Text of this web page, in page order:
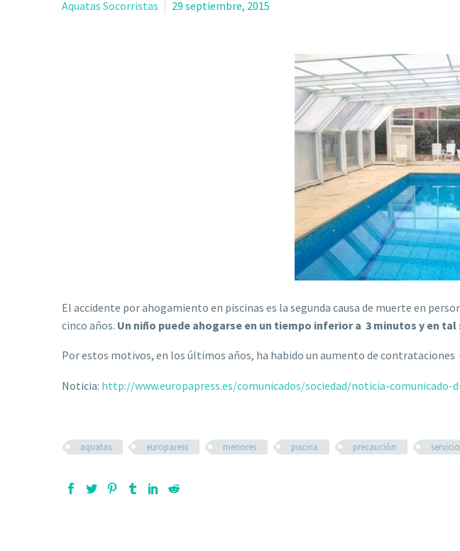
Aquatas Socorristas 29 septiembre, 2015
El accidente por ahogamiento en piscinas es la segunda causa de muerte en
cinco años. Un niño puede ahogarse en un tiempo inferior a 3 minutos y en
Por estos motivos, en los últimos años, ha habido un aumento de
Noticia: http://www.europapress.es/comunicados/sociedad/noticia-comunicado-
aquatas europaress menores piscina precaución